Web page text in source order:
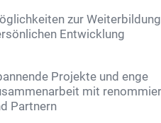
zur Weiterbildung
Entwicklung
Projekte und enge
mit
Partnern